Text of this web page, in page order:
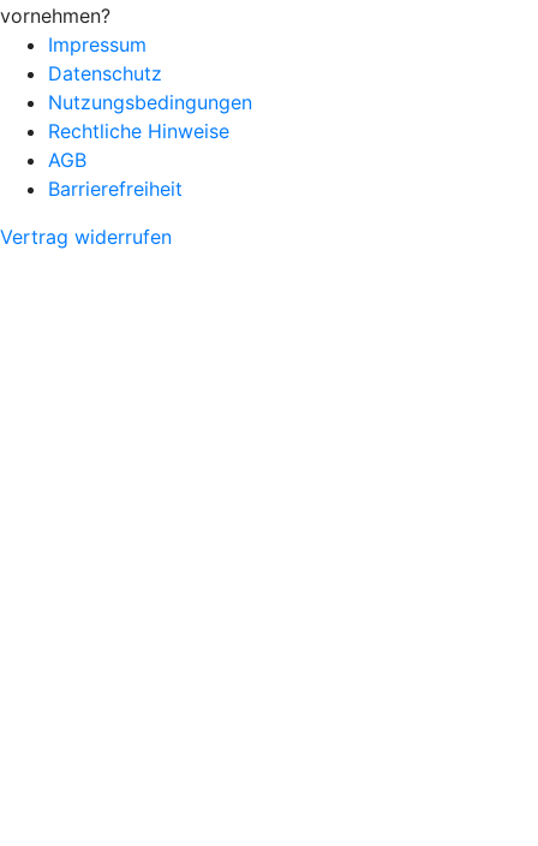
vornehmen?
Impressum
Datenschutz
Nutzungsbedingungen
Rechtliche Hinweise
AGB
Barrierefreiheit
Vertrag widerrufen